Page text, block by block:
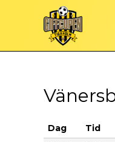
Dag Tid